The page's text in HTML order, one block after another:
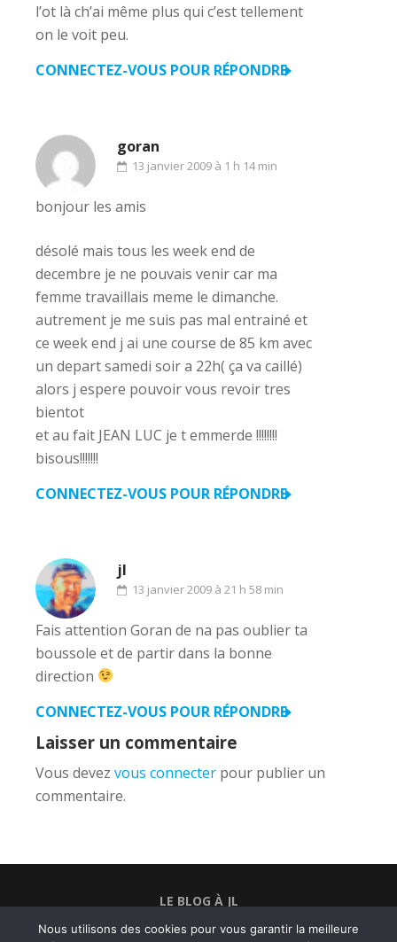
l’ot là ch’ai même plus qui c’est tellement
on le voit peu.
CONNECTEZ-VOUS POUR RÉPONDRE
goran
13 janvier 2009 à 1 h 14 min
bonjour les amis
désolé mais tous les week end de
decembre je ne pouvais venir car ma
femme travaillais meme le dimanche.
autrement je me suis pas mal entrainé et
ce week end j ai une course de 85 km avec
un depart samedi soir a 22h( ça va caillé)
alors j espere pouvoir vous revoir tres
bientot
et au fait JEAN LUC je t emmerde !!!!!!!!
bisous!!!!!!!
CONNECTEZ-VOUS POUR RÉPONDRE
jl
13 janvier 2009 à 21 h 58 min
Fais attention Goran de na pas oublier ta
boussole et de partir dans la bonne
direction
CONNECTEZ-VOUS POUR RÉPONDRE
Laisser un commentaire
Vous devez vous connecter pour publier un
commentaire.
LE BLOG À JL
BELFORTRAIL
Nous utilisons des cookies pour vous garantir la meilleure